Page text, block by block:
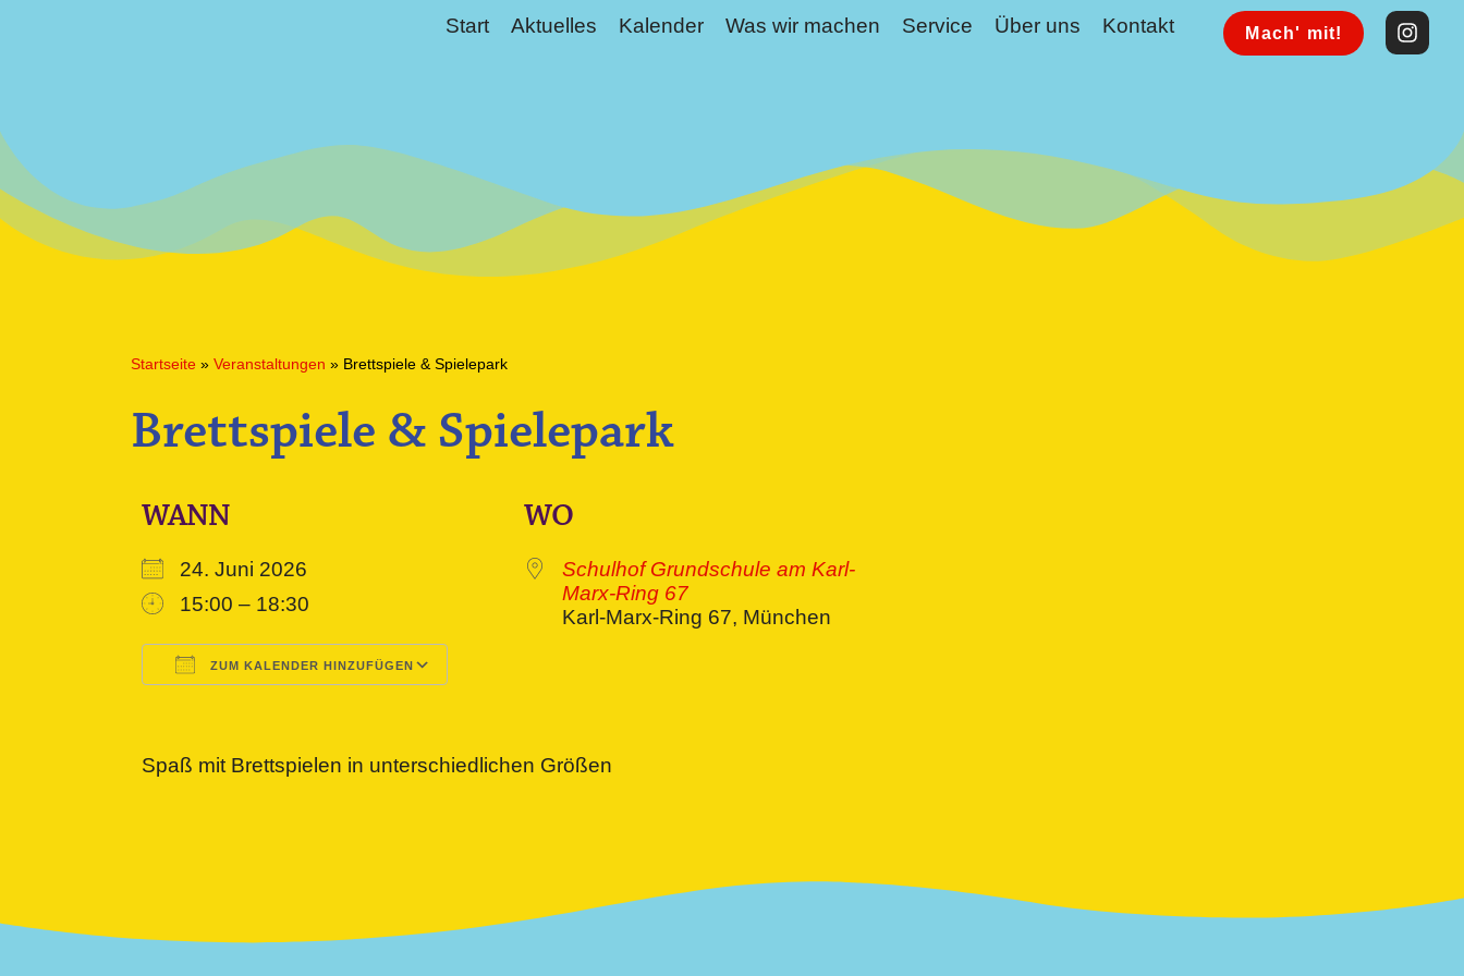
Start Aktuelles Kalender Was wir machen Service Über uns Kontakt Mach' mit!
Startseite » Veranstaltungen » Brettspiele & Spielepark
Brettspiele & Spielepark
WANN
24. Juni 2026
15:00 – 18:30
ZUM KALENDER HINZUFÜGEN
WO
Schulhof Grundschule am Karl-
Marx-Ring 67
Karl-Marx-Ring 67, München
Spaß mit Brettspielen in unterschiedlichen Größen